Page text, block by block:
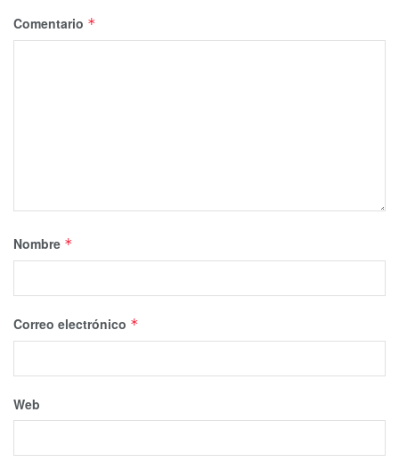
Comentario *
Nombre *
Correo electrónico *
Web